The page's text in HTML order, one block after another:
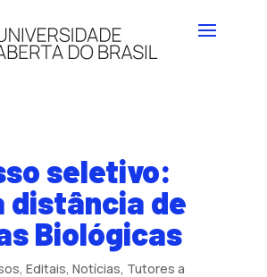
seletivo:
distância de
Biológicas
, Editais, Notícias, Tutores a